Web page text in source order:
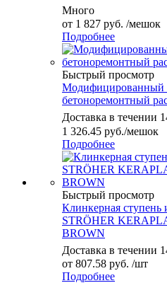
Много
от 1 827 руб. /мешок
Подробнее
Быстрый просмотр
Модифицированный
бетоноремонтный
Доставка в течении
1 326.45 руб./мешок
Подробнее
Быстрый просмотр
Клинкерная ступень
STRÖHER
BROWN
Доставка в течении
от 807.58 руб. /шт
Подробнее